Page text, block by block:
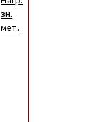
зн.
мет.